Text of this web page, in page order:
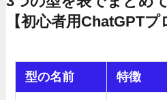
【初心者用ChatGPTプ
型の名前 特徴